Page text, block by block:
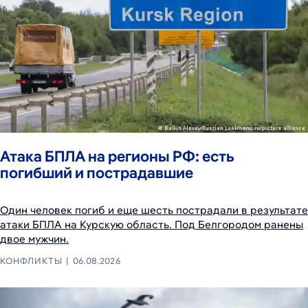
Атака БПЛА на регионы РФ: есть
погибший и пострадавшие
Один человек погиб и еще шесть пострадали в результате
атаки БПЛА на Курскую область. Под Белгородом ранены
двое мужчин.
КОНФЛИКТЫ 06.08.2026